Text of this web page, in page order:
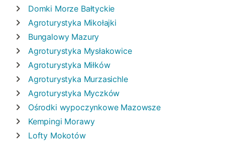
Domki Morze Bałtyckie
Agroturystyka Mikołajki
Bungalowy Mazury
Agroturystyka Mysłakowice
Agroturystyka Miłków
Agroturystyka Murzasichle
Agroturystyka Myczków
Ośrodki wypoczynkowe Mazowsze
Kempingi Morawy
Lofty Mokotów